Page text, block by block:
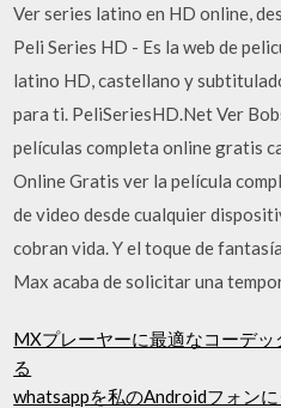
Ver series latino en HD online,
Peli Series HD - Es la web de
latino HD, castellano y
para ti. PeliSeriesHD.Net Ver
películas completa online gratis
Online Gratis ver la película
de video desde cualquier
cobran vida. Y el toque de
Max acaba de solicitar una
MXプレーヤーに最適なコーデ
る
whatsappを私のAndroidフォン